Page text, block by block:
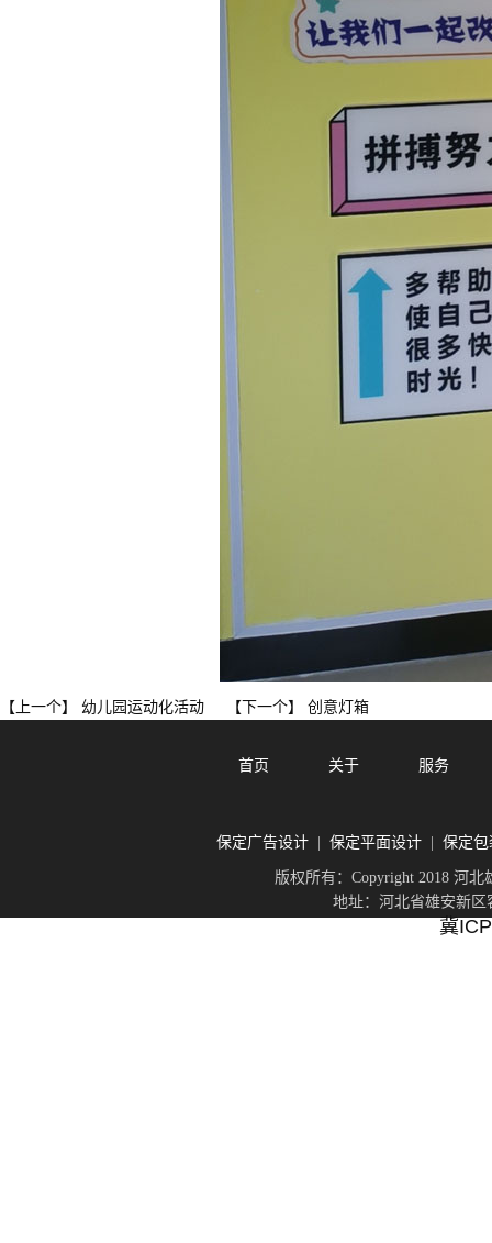
【上一个】 幼儿园运动化活动 【下一个】 创意灯箱
首页 关于 服务
保定广告设计| 保定平面设计| 保定包
版权所有：Copyright 2018 河
地址：河北省雄安新区
冀